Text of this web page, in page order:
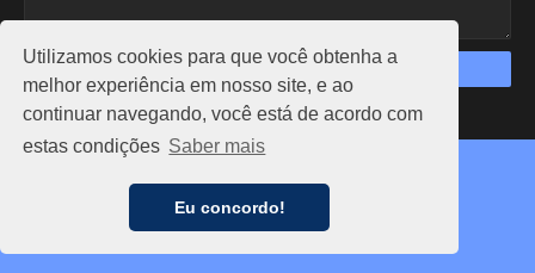
Utilizamos cookies para que você obtenha a
melhor experiência em nosso site, e ao
continuar navegando, você está de acordo com
estas condições Saber mais
Eu concordo!
https://www.am24hs.com/
NOTÍCIAS FALE CONOSCO